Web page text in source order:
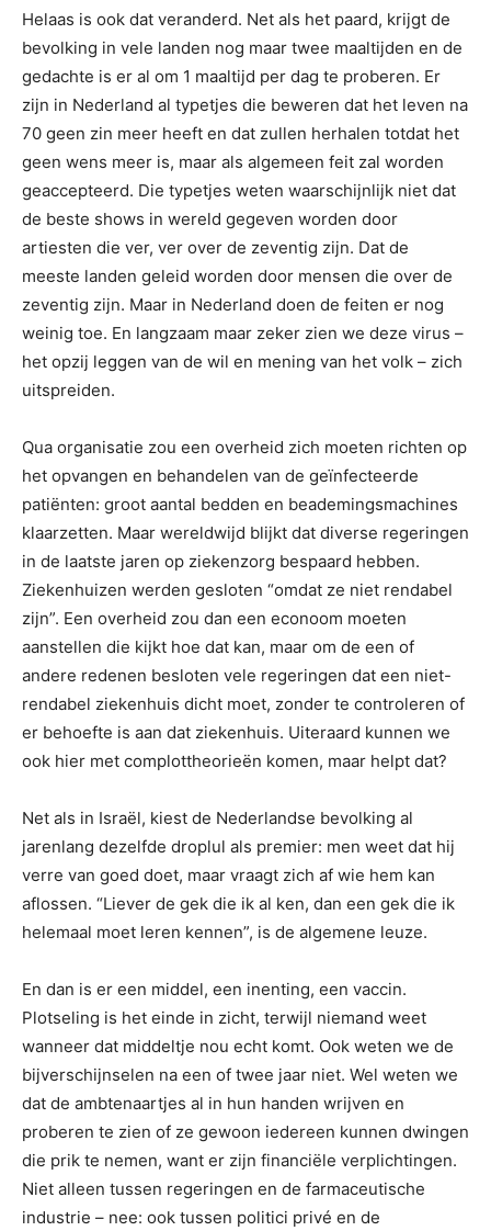
Helaas is ook dat veranderd. Net als het paard, krijgt de
bevolking in vele landen nog maar twee maaltijden en de
gedachte is er al om 1 maaltijd per dag te proberen. Er
zijn in Nederland al typetjes die beweren dat het leven na
70 geen zin meer heeft en dat zullen herhalen totdat het
geen wens meer is, maar als algemeen feit zal worden
geaccepteerd. Die typetjes weten waarschijnlijk niet dat
de beste shows in wereld gegeven worden door
artiesten die ver, ver over de zeventig zijn. Dat de
meeste landen geleid worden door mensen die over de
zeventig zijn. Maar in Nederland doen de feiten er nog
weinig toe. En langzaam maar zeker zien we deze virus –
het opzij leggen van de wil en mening van het volk – zich
uitspreiden.
Qua organisatie zou een overheid zich moeten richten op
het opvangen en behandelen van de geïnfecteerde
patiënten: groot aantal bedden en beademingsmachines
klaarzetten. Maar wereldwijd blijkt dat diverse regeringen
in de laatste jaren op ziekenzorg bespaard hebben.
Ziekenhuizen werden gesloten “omdat ze niet rendabel
zijn”. Een overheid zou dan een econoom moeten
aanstellen die kijkt hoe dat kan, maar om de een of
andere redenen besloten vele regeringen dat een niet-
rendabel ziekenhuis dicht moet, zonder te controleren of
er behoefte is aan dat ziekenhuis. Uiteraard kunnen we
ook hier met complottheorieën komen, maar helpt dat?
Net als in Israël, kiest de Nederlandse bevolking al
jarenlang dezelfde droplul als premier: men weet dat hij
verre van goed doet, maar vraagt zich af wie hem kan
aflossen. “Liever de gek die ik al ken, dan een gek die ik
helemaal moet leren kennen”, is de algemene leuze.
En dan is er een middel, een inenting, een vaccin.
Plotseling is het einde in zicht, terwijl niemand weet
wanneer dat middeltje nou echt komt. Ook weten we de
bijverschijnselen na een of twee jaar niet. Wel weten we
dat de ambtenaartjes al in hun handen wrijven en
proberen te zien of ze gewoon iedereen kunnen dwingen
die prik te nemen, want er zijn financiële verplichtingen.
Niet alleen tussen regeringen en de farmaceutische
industrie – nee: ook tussen politici privé en de